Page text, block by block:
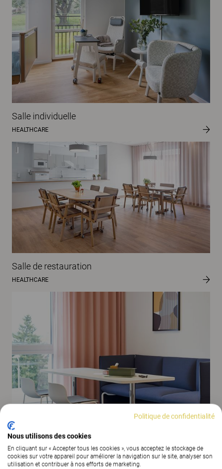
Salle individuelle
HEALTHCARE
Salle de restauration
HEALTHCARE
HEALTHCARE
Politique de confidentialité
Nous utilisons des cookies
En cliquant sur « Accepter tous les cookies », vous acceptez le stockage de
cookies sur votre appareil pour améliorer la navigation sur le site, analyser son
utilisation et contribuer à nos efforts de marketing.